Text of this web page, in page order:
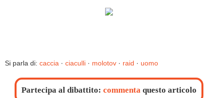
Si parla di: caccia · ciaculli · molotov · raid · uomo
Partecipa al dibattito: commenta questo articolo